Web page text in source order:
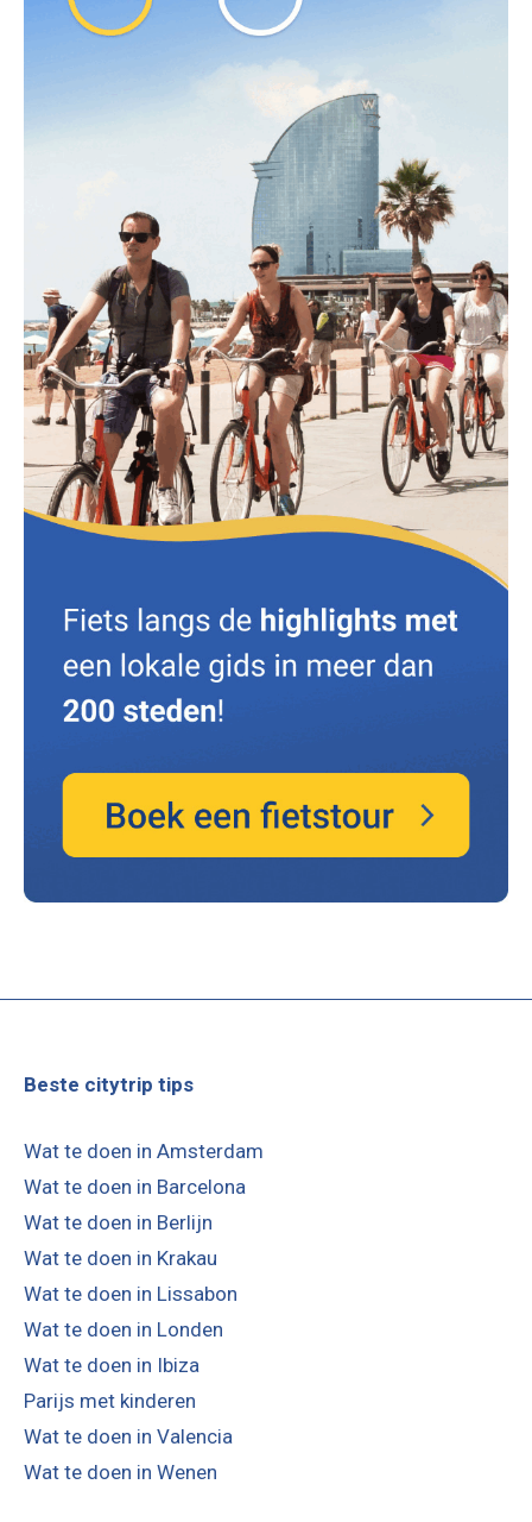
Beste citytrip tips
Wat te doen in Amsterdam
Wat te doen in Barcelona
Wat te doen in Berlijn
Wat te doen in Krakau
Wat te doen in Lissabon
Wat te doen in Londen
Wat te doen in Ibiza
Parijs met kinderen
Wat te doen in Valencia
Wat te doen in Wenen